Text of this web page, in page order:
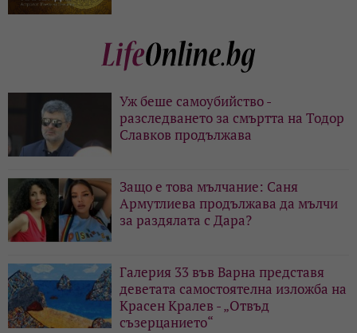
Уж беше самоубийство -
разследването за смъртта на Тодор
Славков продължава
Защо е това мълчание: Саня
Армутлиева продължава да мълчи
за раздялата с Дара?
Галерия 33 във Варна представя
деветата самостоятелна изложба на
Красен Кралев - „Отвъд
съзерцанието“